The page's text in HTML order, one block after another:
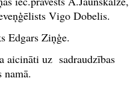
Vigo Dobelis.
Edgars Ziņģe.
aicināti uz sadraudzības
namā.